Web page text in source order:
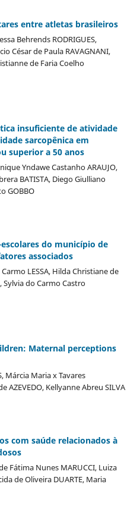
entre atletas brasileiros
Behrends RODRIGUES,
César de Paula RAVAGNANI,
de Faria Coelho
insuficiente de atividade
sarcopênica em
superior a 50 anos
Yndawe Castanho ARAUJO,
BATISTA, Diego Giulliano
GOBBO
do município de
associados
LESSA, Hilda Christiane de
Sylvia do Carmo Castro
Maternal perceptions
Márcia Maria x Tavares
AZEVEDO, Kellyanne Abreu SILVA
com saúde relacionados à
Fátima Nunes MARUCCI, Luiza
de Oliveira DUARTE, Maria